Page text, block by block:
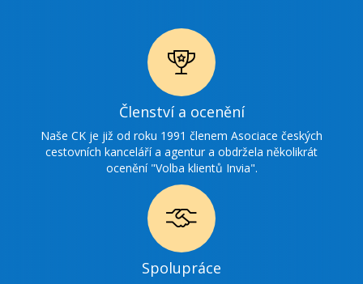
Ikonka
ocenění
Členství a ocenění
Naše CK je již od roku 1991 členem Asociace českých
cestovních kanceláří a agentur a obdržela několikrát
ocenění "Volba klientů Invia".
Ikonka
Spolupráce